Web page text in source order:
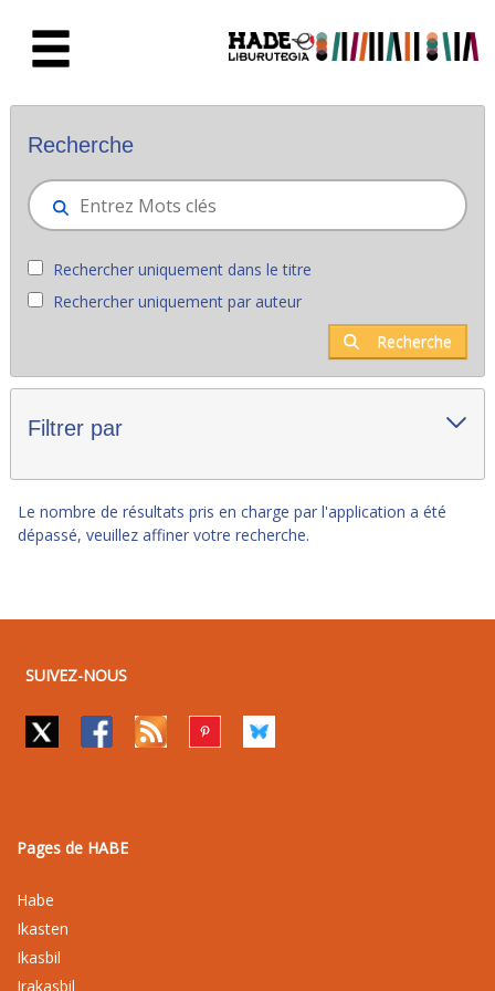
Nouveaux livres - Liburutegia
Recherche
Rechercher uniquement dans le titre
Rechercher uniquement par auteur
Recherche
Filtrer par
Le nombre de résultats pris en charge par l'application a été
dépassé, veuillez affiner votre recherche.
SUIVEZ-NOUS
Pages de HABE
Habe
Ikasten
Ikasbil
Irakasbil